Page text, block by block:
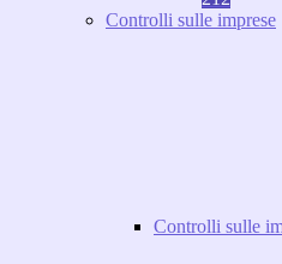
Controlli sulle imprese
Controlli sulle